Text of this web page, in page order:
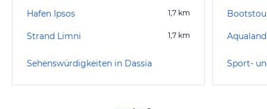
Hafen Ipsos 1,7 km
Strand Limni 1,7 km
Sehenswürdigkeiten in Dassia
Aqualand
Sport-